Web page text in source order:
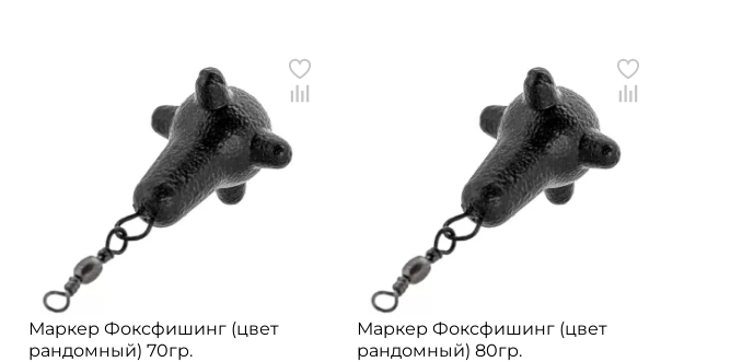
Маркер Фоксфишинг (цвет
рандомный) 70гр.
Маркер Фоксфишинг (цвет
рандомный) 80гр.